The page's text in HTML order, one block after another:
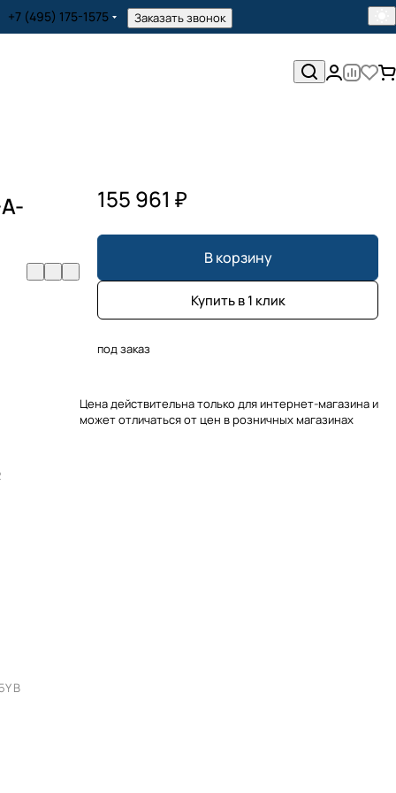
+7 (495) 175-1575 Заказать звонок
В
155 961 ₽
В корзину
Купить в 1 клик
под заказ
Цена действительна только для интернет-магазина и
может отличаться от цен в розничных магазинах